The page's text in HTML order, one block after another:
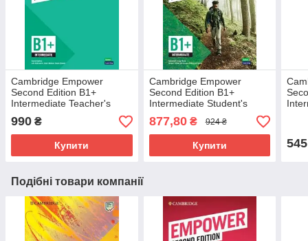
Cambridge Empower
Second Edition B1+
Intermediate Teacher's
Book with Digital Pack /
Книга для учителя
990 ₴
Купити
Cambridge Empower
Second Edition B1+
Intermediate Student's
Book with eBook / Учебник
877,80₴ 924 ₴
Купити 545
Подібні товари компанії